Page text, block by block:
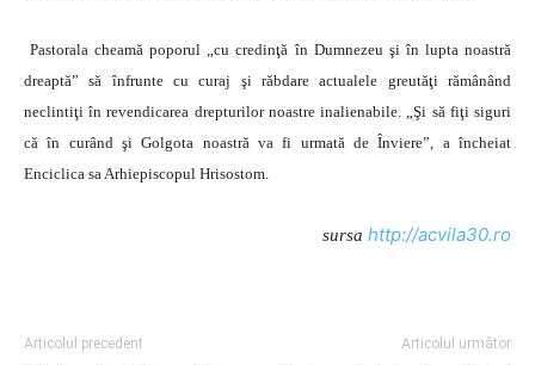
Pastorala cheamă poporul „cu credinţă în Dumnezeu şi în lupta noastră
dreaptă” să înfrunte cu curaj şi răbdare actualele greutăţi rămânând
neclintiţi în revendicarea drepturilor noastre inalienabile. „Şi să fiţi siguri
că în curând şi Golgota noastră va fi urmată de Înviere”, a încheiat
Enciclica sa Arhiepiscopul Hrisostom.
sursa http://acvila30.ro
Articolul precedent Articolul următor